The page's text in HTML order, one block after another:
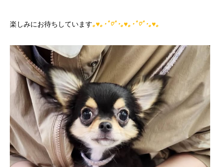
楽しみにお待ちしています｡♥｡･ﾟ♡ﾟ･｡♥｡･ﾟ♡ﾟ･｡♥｡